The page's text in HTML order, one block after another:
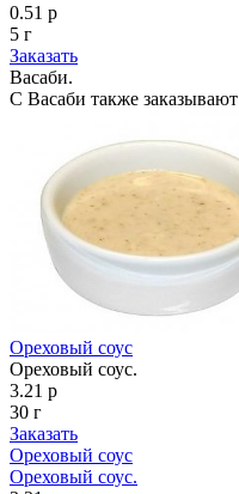
0.51 р
5 г
Заказать
Васаби.
С Васаби также заказывают
Ореховый соус
Ореховый соус.
3.21 р
30 г
Заказать
Ореховый соус
Ореховый соус.